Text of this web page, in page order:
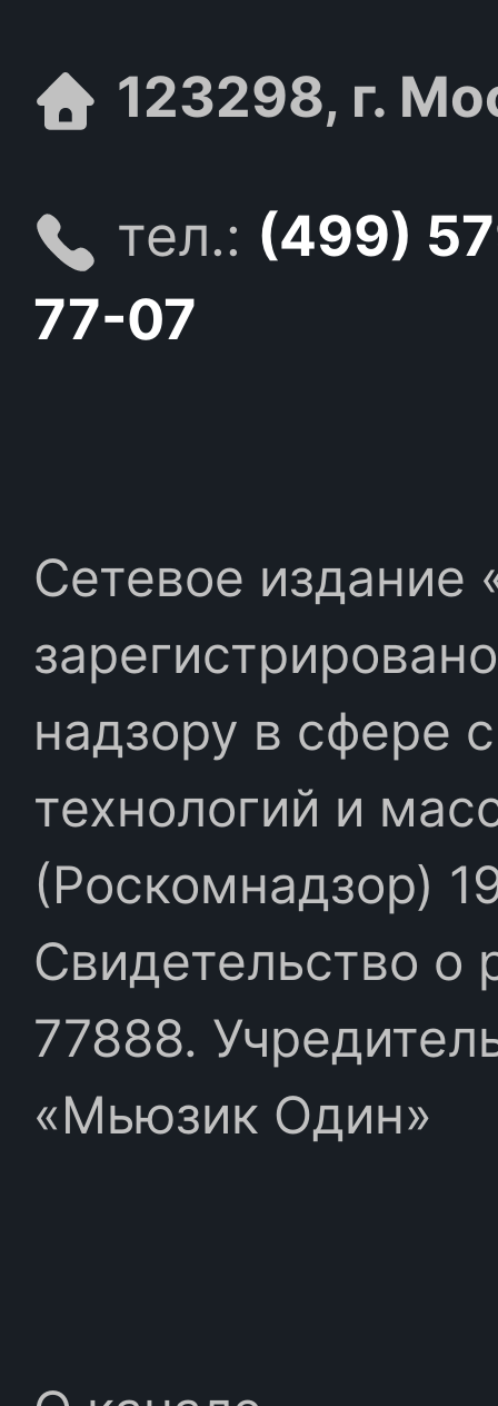
123298, г.
тел.: (499)
77-07
Сетевое издание
надзору в сфере
технологий и
(Роскомнадзор)
Свидетельство
77888.
«Мьюзик Один»